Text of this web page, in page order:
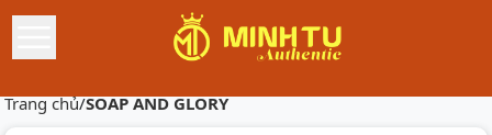
Trang chủ/SOAP AND GLORY